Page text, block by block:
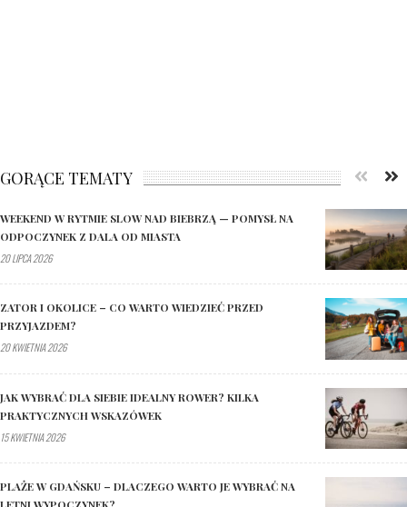
GORĄCE TEMATY
WEEKEND W RYTMIE SLOW NAD BIEBRZĄ — POMYSŁ NA
ODPOCZYNEK Z DALA OD MIASTA
20 LIPCA 2026
ZATOR I OKOLICE – CO WARTO WIEDZIEĆ PRZED
PRZYJAZDEM?
20 KWIETNIA 2026
JAK WYBRAĆ DLA SIEBIE IDEALNY ROWER? KILKA
PRAKTYCZNYCH WSKAZÓWEK
15 KWIETNIA 2026
PLAŻE W GDAŃSKU – DLACZEGO WARTO JE WYBRAĆ NA